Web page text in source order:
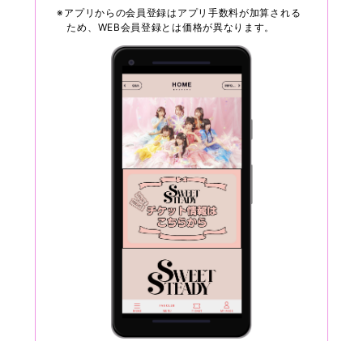
※アプリからの会員登録はアプリ手数料が加算される
ため、WEB会員登録とは価格が異なります。